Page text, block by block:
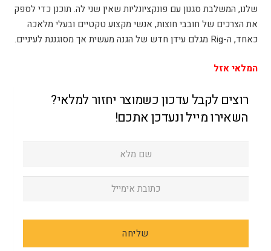
שלנו, המשלבת סגנון עם פונקציונליות שאין שני לה. תוכנן כדי לספק
את הצרכים של חובבי חוצות, אנשי מקצוע טקטיים ובעלי מלאכה
כאחד, ה-Rig מגלם עידן חדש של הגנה מעשית אך מסוגננת לעיניים.
המלאי אזל
רוצים לקבל עדכון כשמוצר יחזור למלאי?
השאירו מייל ונעדכן אתכם!